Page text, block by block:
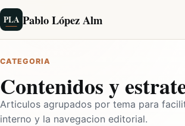
PLA Pablo López Alm
CATEGORIA
Contenidos y
Articulos agrupados por tema para
interno y la navegacion editorial.